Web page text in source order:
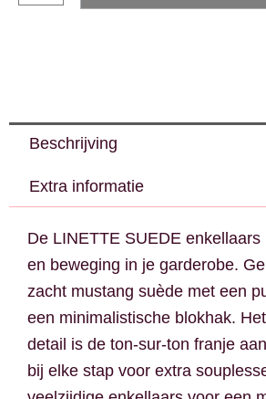
Beschrijving
Extra informatie
De LINETTE SUEDE
en beweging in je garderobe.
zacht mustang suède met een
een minimalistische blokhak.
detail is de ton-sur-ton franje
bij elke stap voor extra